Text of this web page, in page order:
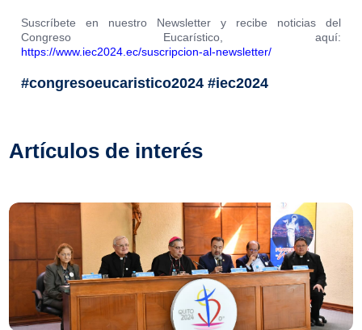
Suscríbete en nuestro Newsletter y recibe noticias del
Congreso Eucarístico, aquí:
https://www.iec2024.ec/suscripcion-al-newsletter/
#congresoeucaristico2024 #iec2024
Artículos de interés